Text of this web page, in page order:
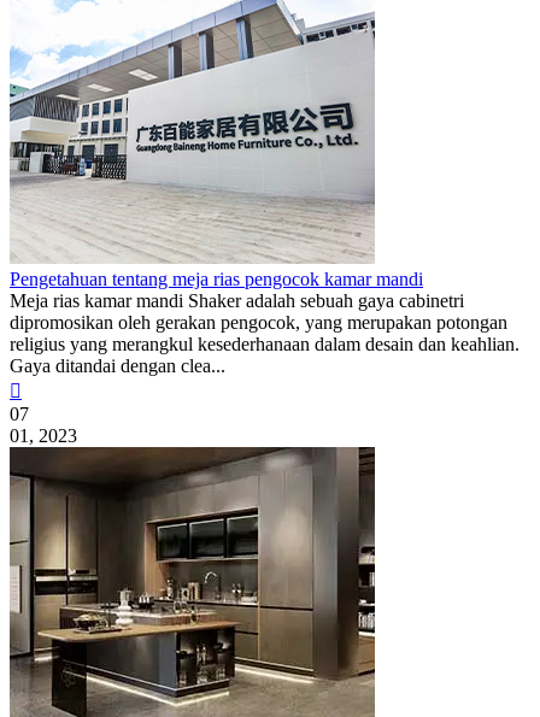
Pengetahuan tentang meja rias pengocok kamar mandi
Meja rias kamar mandi Shaker adalah sebuah gaya cabinetri
dipromosikan oleh gerakan pengocok, yang merupakan potongan
religius yang merangkul kesederhanaan dalam desain dan keahlian.
Gaya ditandai dengan clea...

07
01, 2023